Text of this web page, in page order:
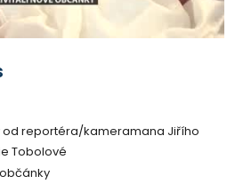
od reportéra/kameramana Jiřího
Tobolové